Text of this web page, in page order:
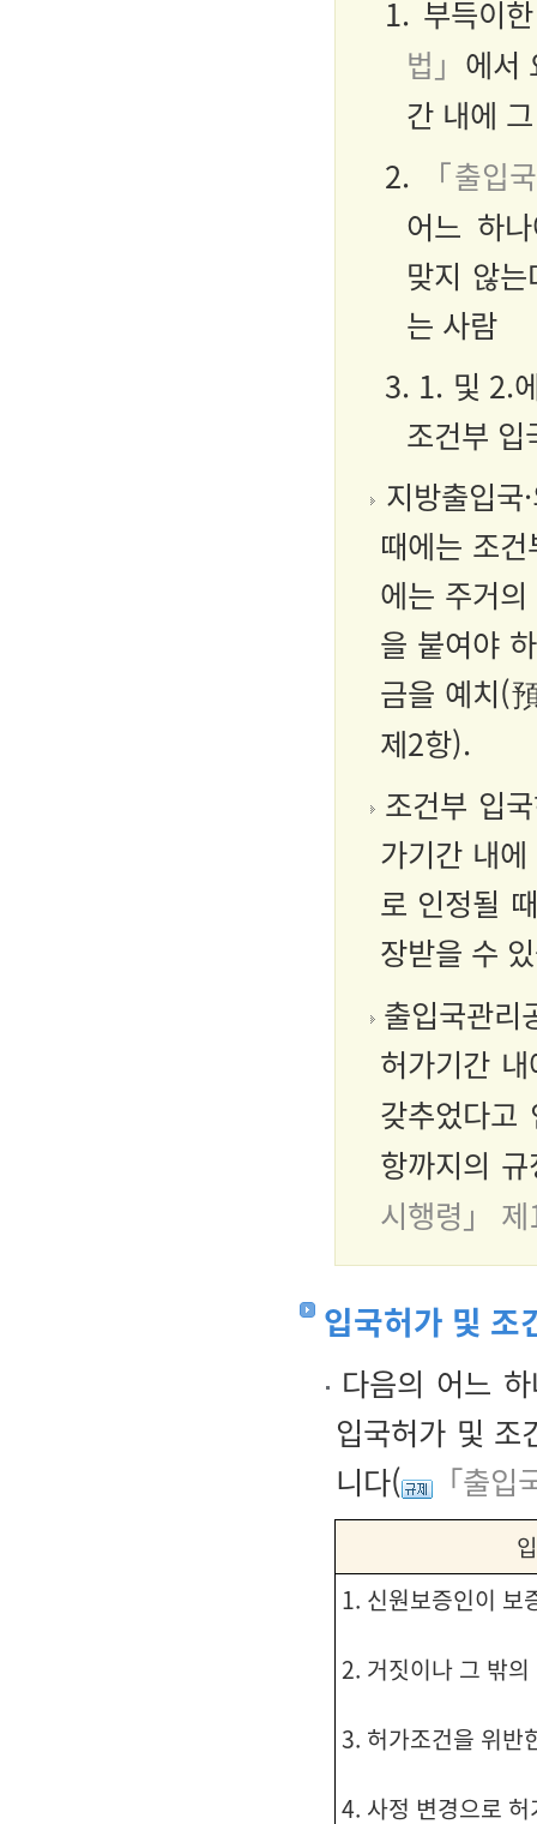
1. 부득이
법」 에서
간 내에
2.
「출입
어느 하
맞지 않
는 사람
3. 1. 및 2.
조건부 입
지방출입
때에는 조
에는 주거
을 붙여야
금을 예치(
제2항).
조건부 입
가기간 내
로 인정될
장받을 수
출입국관리
허가기간
갖추었다
항까지의
시행령」
입국허가 및 조
다음의 어느
입국허가 및 조
니다(
「출
1. 신원보증인이 보
2. 거짓이나 그 밖
3. 허가조건을 위반
4. 사정 변경으로